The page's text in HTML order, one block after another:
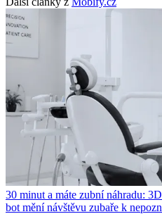
30 minut a máte zubní náhradu:
bot mění návštěvu zubaře k